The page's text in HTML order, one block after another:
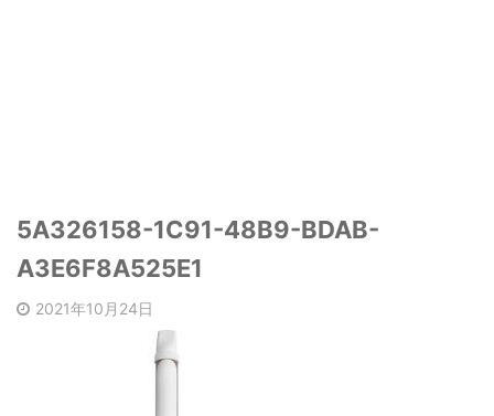
5A326158-1C91-48B9-BDAB-
A3E6F8A525E1
2021年10月24日